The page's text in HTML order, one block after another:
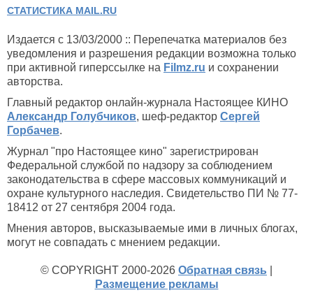
СТАТИСТИКА MAIL.RU
Издается с 13/03/2000 :: Перепечатка материалов без
уведомления и разрешения редакции возможна только
при активной гиперссылке на Filmz.ru и сохранении
авторства.
Главный редактор онлайн-журнала Настоящее КИНО
Александр Голубчиков, шеф-редактор Сергей
Горбачев.
Журнал "про Настоящее кино" зарегистрирован
Федеральной службой по надзору за соблюдением
законодательства в сфере массовых коммуникаций и
охране культурного наследия. Свидетельство ПИ № 77-
18412 от 27 сентября 2004 года.
Мнения авторов, высказываемые ими в личных блогах,
могут не совпадать с мнением редакции.
© COPYRIGHT 2000-2026 Обратная связь
Размещение рекламы